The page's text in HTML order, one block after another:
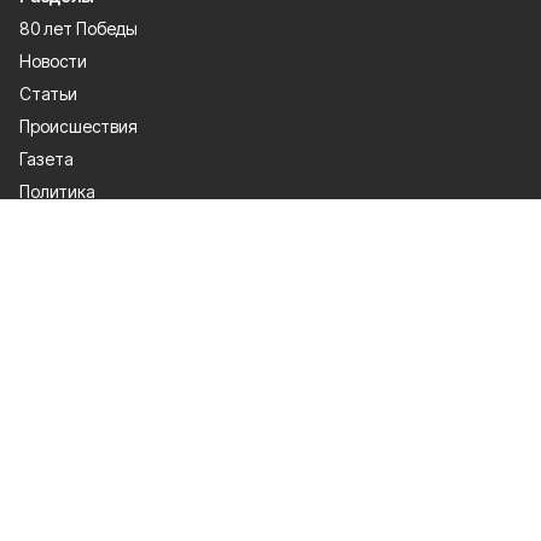
80 лет Победы
Новости
Статьи
Происшествия
Газета
Политика